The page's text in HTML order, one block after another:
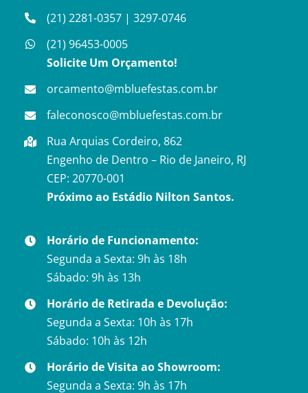
(21) 2281-0357 |3297-0746
(21) 96453-0005
Solicite Um Orçamento!
orcamento@mbluefestas.com.br
faleconosco@mbluefestas.com.br
Rua Arquias Cordeiro, 862
Engenho de Dentro – Rio de Janeiro, RJ
CEP: 20770-001
Próximo ao Estádio Nilton Santos.
Horário de Funcionamento:
Segunda a Sexta: 9h às 18h
Sábado: 9h às 13h
Horário de Retirada e Devolução:
Segunda a Sexta: 10h às 17h
Sábado: 10h às 12h
Horário de Visita ao Showroom:
Segunda a Sexta: 9h às 17h